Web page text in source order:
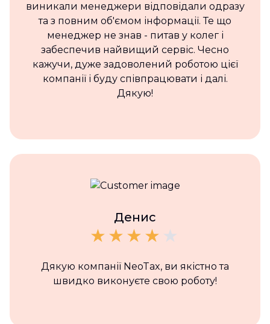
виникали менеджери відповідали одразу
та з повним об'ємом інформації. Те що
менеджер не знав - питав у колег і
забеспечив найвищий сервіс. Чесно
кажучи, дуже задоволений роботою цієї
компанії і буду співпрацювати і далі.
Дякую!
Денис
Дякую компанії NeoTax, ви якістно та
швидко виконуєте свою роботу!